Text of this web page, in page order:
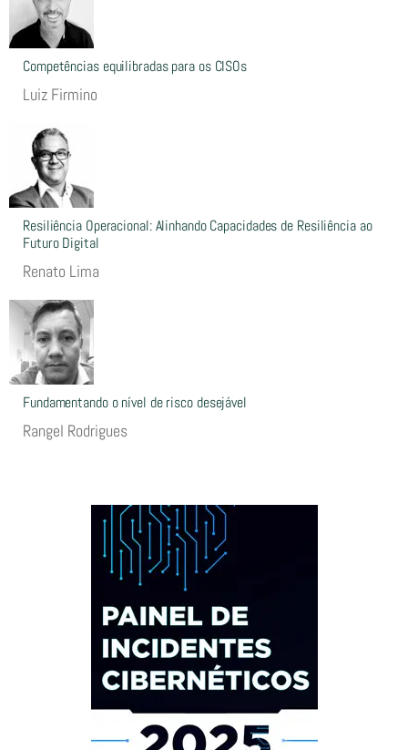
Competências equilibradas para os CISOs
Luiz Firmino
Resiliência Operacional: Alinhando Capacidades de Resiliência ao
Futuro Digital
Renato Lima
Fundamentando o nível de risco desejável
Rangel Rodrigues